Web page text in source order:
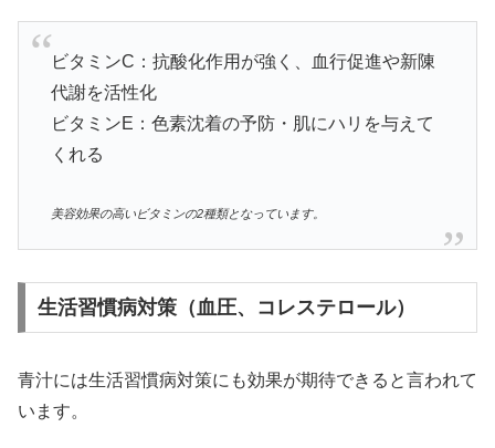
ビタミンC：抗酸化作用が強く、血行促進や新陳
代謝を活性化
ビタミンE：色素沈着の予防・肌にハリを与えて
くれる
美容効果の高いビタミンの2種類となっています。
生活習慣病対策（血圧、コレステロール）
青汁には生活習慣病対策にも効果が期待できると言われて
います。